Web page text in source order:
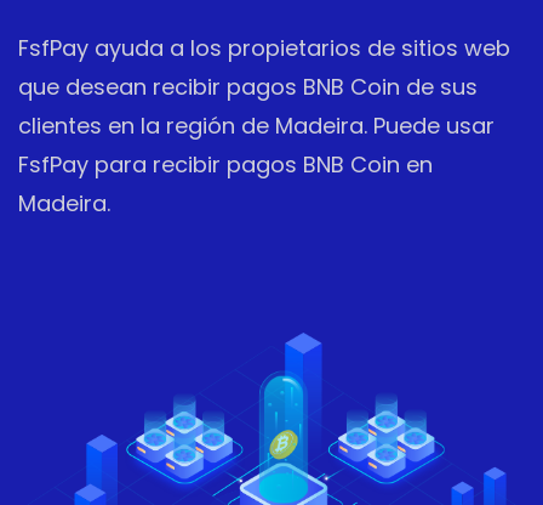
FsfPay ayuda a los propietarios de sitios web
que desean recibir pagos BNB Coin de sus
clientes en la región de Madeira. Puede usar
FsfPay para recibir pagos BNB Coin en
Madeira.